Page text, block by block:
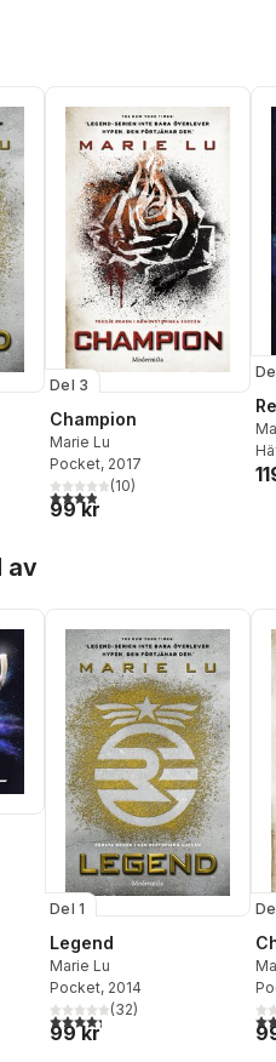
antal röster:
Del 3
Champion
Marie Lu
Pocket, 2017
3,9utav 5 stjärnor. Totalt antal
(10)
99 kr
av
antal röster:
Del 1
Legend
Marie Lu
Pocket, 2014
4,3utav 5 stjärnor. Totalt antal
(32)
99 kr
3,9